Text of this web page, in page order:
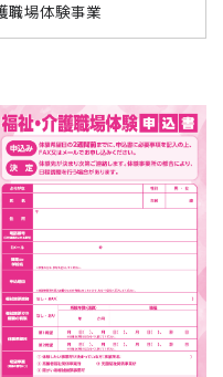
職場体験事業